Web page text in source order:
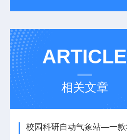
ARTICLE
相关文章